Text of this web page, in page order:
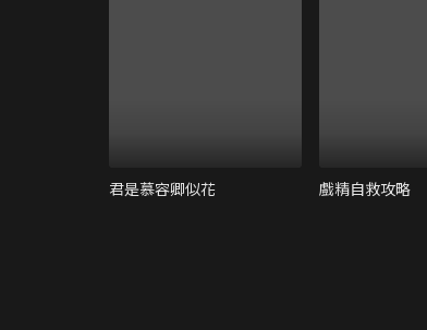
君是慕容卿似花 戲精自救攻略